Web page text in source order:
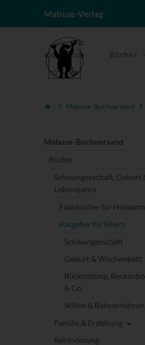
Mabuse-Verlag
Bücher
Mabuse-Buchversand
Mabuse-Buchversand
Bücher
Schwangerschaft, Geburt
Lebensjahre
Fachbücher für
Ratgeber für Eltern
Schwangerschaft
Geburt & Wochenbett
Rückbildung,
& Co.
Stillen &
Familie & Erziehung
Behinderung